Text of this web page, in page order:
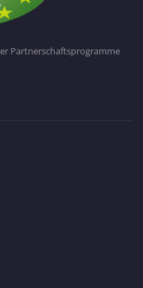
Partnerschaftsprogramme